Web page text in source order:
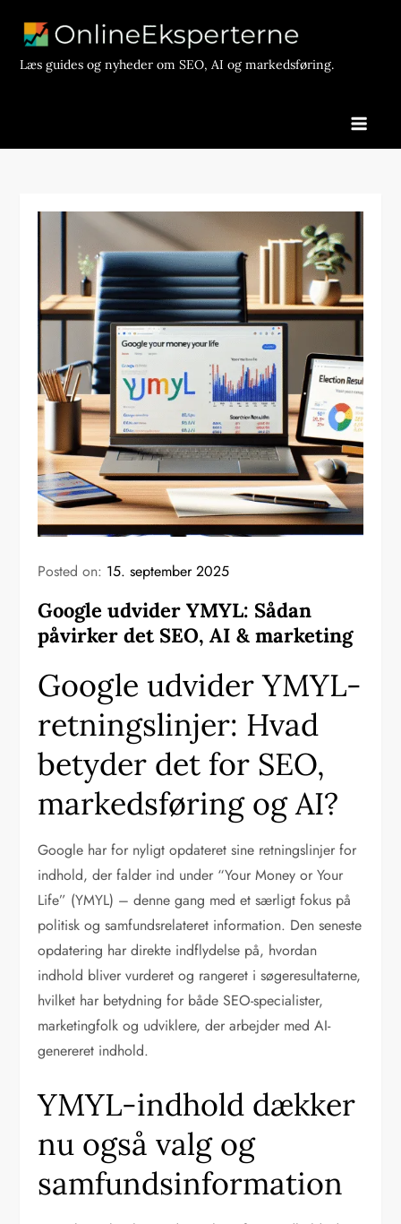
contentLæs guides og nyheder om SEO, AI og markedsføring.
Posted on: 15. september 2025
Google udvider YMYL: Sådan
påvirker det SEO, AI & marketing
Google udvider YMYL-
retningslinjer: Hvad
betyder det for SEO,
markedsføring og AI?
Google har for nyligt opdateret sine retningslinjer for
indhold, der falder ind under “Your Money or Your
Life” (YMYL) – denne gang med et særligt fokus på
politisk og samfundsrelateret information. Den seneste
opdatering har direkte indflydelse på, hvordan
indhold bliver vurderet og rangeret i søgeresultaterne,
hvilket har betydning for både SEO-specialister,
marketingfolk og udviklere, der arbejder med AI-
genereret indhold.
YMYL-indhold dækker
nu også valg og
samfundsinformation